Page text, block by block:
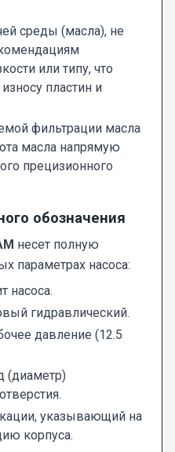
среды (масла), не
или типу, что
пластин и
фильтрации масла
масла напрямую
прецизионного
обозначения
несет полную
параметрах насоса:
насоса.
гидравлический.
давление (12.5
(диаметр)
указывающий на
корпуса.